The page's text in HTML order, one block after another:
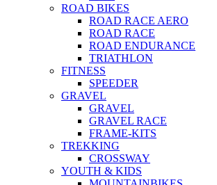
ROAD BIKES
ROAD RACE AERO
ROAD RACE
ROAD ENDURANCE
TRIATHLON
FITNESS
SPEEDER
GRAVEL
GRAVEL
GRAVEL RACE
FRAME-KITS
TREKKING
CROSSWAY
YOUTH & KIDS